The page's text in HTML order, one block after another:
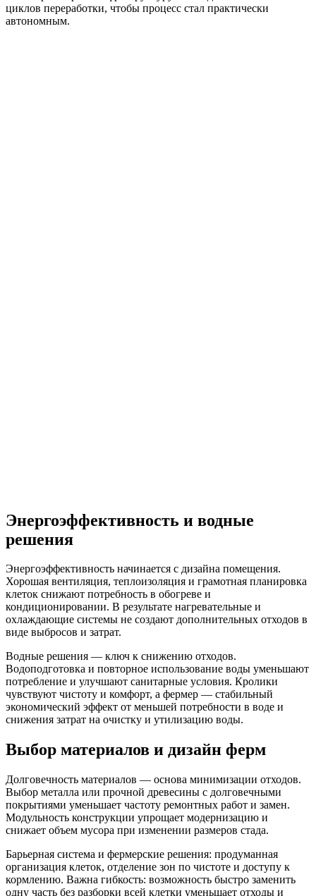
циклов переработки, чтобы процесс стал практически
автономным.
Энергоэффективность и водные
решения
Энергоэффективность начинается с дизайна помещения.
Хорошая вентиляция, теплоизоляция и грамотная планировка
клеток снижают потребность в обогреве и
кондиционировании. В результате нагревательные и
охлаждающие системы не создают дополнительных отходов в
виде выбросов и затрат.
Водные решения — ключ к снижению отходов.
Водоподготовка и повторное использование воды уменьшают
потребление и улучшают санитарные условия. Кролики
чувствуют чистоту и комфорт, а фермер — стабильный
экономический эффект от меньшей потребности в воде и
снижения затрат на очистку и утилизацию воды.
Выбор материалов и дизайн ферм
Долговечность материалов — основа минимизации отходов.
Выбор металла или прочной древесины с долговечными
покрытиями уменьшает частоту ремонтных работ и замен.
Модульность конструкции упрощает модернизацию и
снижает объем мусора при изменении размеров стада.
Барьерная система и фермерские решения: продуманная
организация клеток, отделение зон по чистоте и доступу к
кормлению. Важна гибкость: возможность быстро заменить
одну часть без разборки всей клетки уменьшает отходы и